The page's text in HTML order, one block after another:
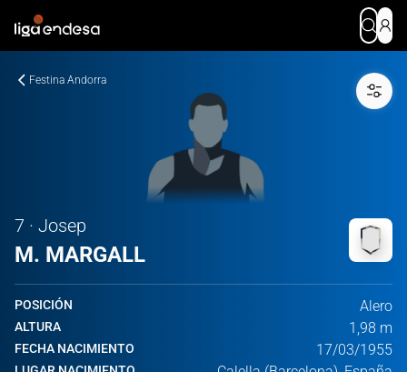
Festina Andorra
7 · Josep
M. MARGALL
POSICIÓN Alero
ALTURA 1,98 m
FECHA NACIMIENTO 17/03/1955